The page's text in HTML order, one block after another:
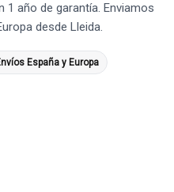
1 año de garantía. Enviamos
desde Lleida.
España y Europa